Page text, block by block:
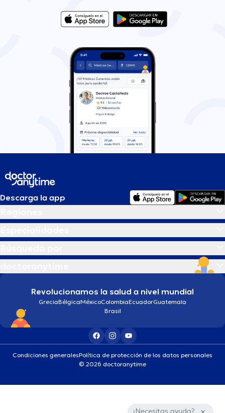
¿Necesitas ayuda?
Descarga la app
Revolucionamos la salud a nivel mundial
GreciaBélgicaMéxicoColombiaEcuadorGuatemala
Brasil
Condiciones generalesPolítica de protección de los datos personales
© 2026 doctoranytime